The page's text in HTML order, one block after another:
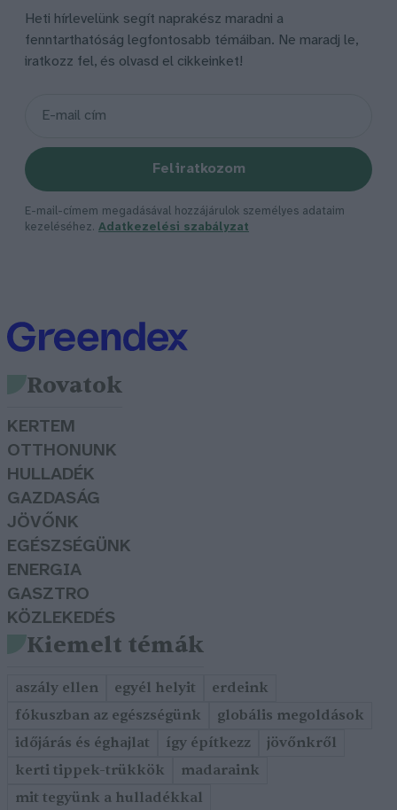
Heti hírlevelünk segít naprakész maradni a
fenntarthatóság legfontosabb témáiban. Ne maradj le,
iratkozz fel, és olvasd el cikkeinket!
Feliratkozom
E-mail-címem megadásával hozzájárulok személyes adataim
kezeléséhez. Adatkezelési szabályzat
Rovatok
KERTEM
OTTHONUNK
HULLADÉK
GAZDASÁG
JÖVŐNK
EGÉSZSÉGÜNK
ENERGIA
GASZTRO
KÖZLEKEDÉS
Kiemelt témák
aszály ellen egyél helyit
erdeink
fókuszban az egészségünk
globális megoldások
időjárás és éghajlat
így építkezz
jövőnkről
kerti tippek-trükkök
madaraink
mit tegyünk a hulladékkal